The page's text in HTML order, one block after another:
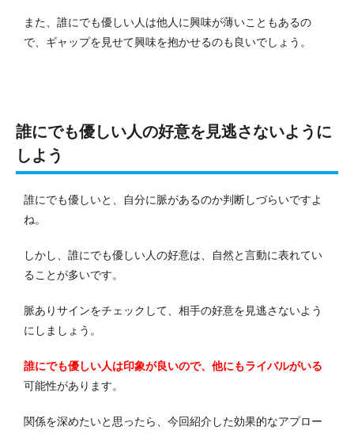
また、誰にでも優しい人は他人に興味が薄いこともあるの
で、ギャップを見せて興味を抱かせるのも良いでしょう。
誰にでも優しい人の好意を見逃さないように
しよう
誰にでも優しいと、自分に脈があるのか判断しづらいですよ
ね。
しかし、誰にでも優しい人の好意は、自然と言動に表れてい
ることが多いです。
脈ありサインをチェックして、相手の好意を見逃さないよう
にしましょう。
誰にでも優しい人は印象が良いので、他にもライバルがいる
可能性があります。
関係を深めたいと思ったら、今回紹介した効果的なアプロー